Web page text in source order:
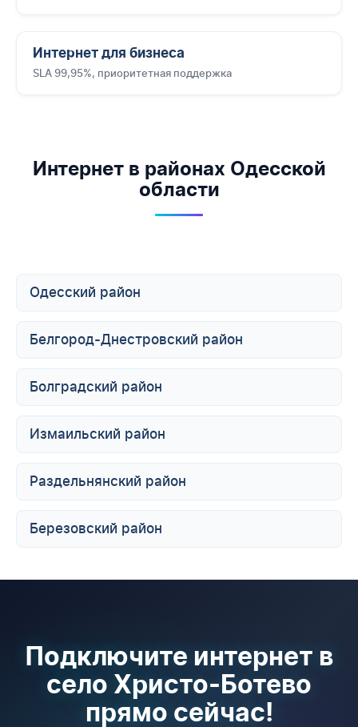
Интернет для бизнеса
SLA 99,95%, приоритетная поддержка
Интернет в районах Одесской
области
Одесский район
Белгород-Днестровский район
Болградский район
Измаильский район
Раздельнянский район
Березовский район
Подключите интернет в
село Христо-Ботево
прямо сейчас!